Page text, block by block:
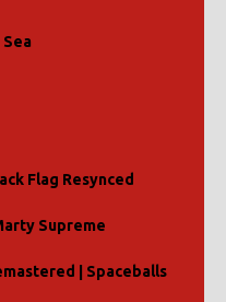
Sea
Flag Resynced
Supreme
| Spaceballs